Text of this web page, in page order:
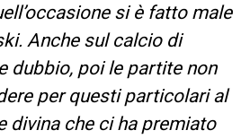
si è fatto male
Anche sul calcio di
dubbio, poi le partite non
per questi particolari al
divina che ci ha premiato